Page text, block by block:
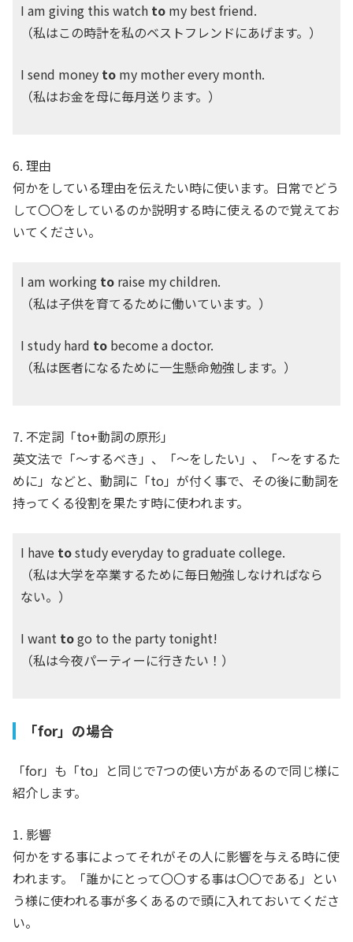
I am giving this watch to my best friend.
（私はこの時計を私のベストフレンドにあげます。）
I send money to my mother every month.
（私はお金を母に毎月送ります。）
6. 理由
何かをしている理由を伝えたい時に使います。日常でどう
して〇〇をしているのか説明する時に使えるので覚えてお
いてください。
I am working to raise my children.
（私は子供を育てるために働いています。）
I study hard to become a doctor.
（私は医者になるために一生懸命勉強します。）
7. 不定詞「to+動詞の原形」
英文法で「～するべき」、「～をしたい」、「～をするた
めに」などと、動詞に「to」が付く事で、その後に動詞を
持ってくる役割を果たす時に使われます。
I have tostudy everyday to graduate college.
（私は大学を卒業するために毎日勉強しなければなら
ない。）
I want togo to the party tonight!
（私は今夜パーティーに行きたい！）
「for」の場合
「for」も「to」と同じで7つの使い方があるので同じ様に
紹介します。
1. 影響
何かをする事によってそれがその人に影響を与える時に使
われます。「誰かにとって〇〇する事は〇〇である」とい
う様に使われる事が多くあるので頭に入れておいてくださ
い。